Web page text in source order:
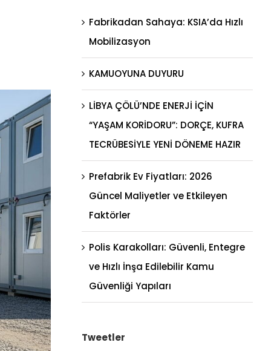
Fabrikadan Sahaya: KSIA’da Hızlı
Mobilizasyon
KAMUOYUNA DUYURU
LİBYA ÇÖLÜ’NDE ENERJİ İÇİN
“YAŞAM KORİDORU”: DORÇE, KUFRA
TECRÜBESİYLE YENİ DÖNEME HAZIR
Prefabrik Ev Fiyatları: 2026
Güncel Maliyetler ve Etkileyen
Faktörler
Polis Karakolları: Güvenli, Entegre
ve Hızlı İnşa Edilebilir Kamu
Güvenliği Yapıları
Tweetler